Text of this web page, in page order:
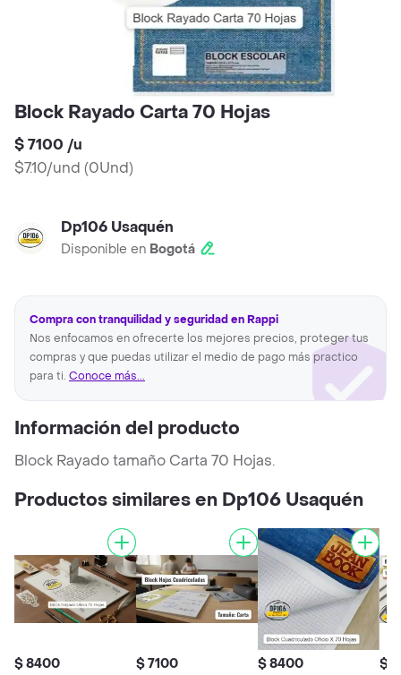
Block Rayado Carta 70 Hojas
$ 7100 /u
$7.10/und (0Und)
Dp106 Usaquén
Disponible en Bogotá
Compra con tranquilidad y seguridad en Rappi
Nos enfocamos en ofrecerte los mejores precios, proteger tus
compras y que puedas utilizar el medio de pago más practico
para ti. Conoce más...
Información del producto
Block Rayado tamaño Carta 70 Hojas.
Productos similares en Dp106 Usaquén
$ 8400 $ 7100 $ 8400 $